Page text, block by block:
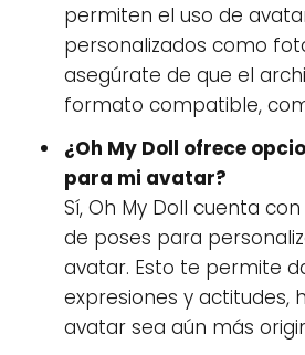
permiten el uso de
personalizados como
asegúrate de que el
formato compatible,
¿Oh My Doll ofrece
para mi avatar?
Sí, Oh My Doll cuenta
de poses para
avatar. Esto te permite
expresiones y actitudes,
avatar sea aún más